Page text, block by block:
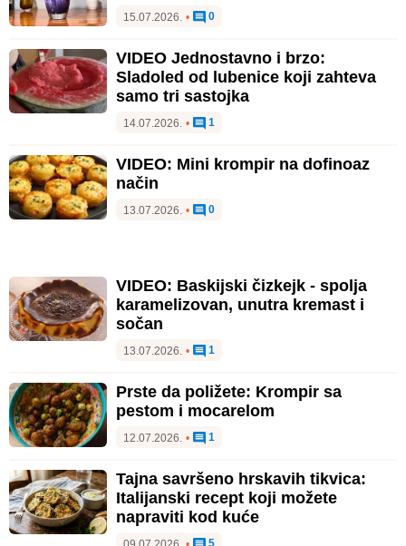
15.07.2026. • 0
VIDEO Jednostavno i brzo:
Sladoled od lubenice koji zahteva
samo tri sastojka
14.07.2026. • 1
VIDEO: Mini krompir na dofinoaz
način
13.07.2026. • 0
VIDEO: Baskijski čizkejk - spolja
karamelizovan, unutra kremast i
sočan
13.07.2026. • 1
Prste da poližete: Krompir sa
pestom i mocarelom
12.07.2026. • 1
Tajna savršeno hrskavih tikvica:
Italijanski recept koji možete
napraviti kod kuće
5